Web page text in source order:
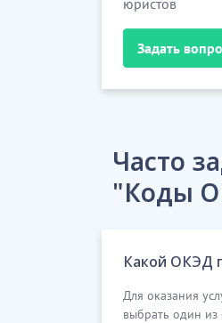
Задать
Часто
"Коды
Какой ОКЭД
Для оказания
выбрать один из